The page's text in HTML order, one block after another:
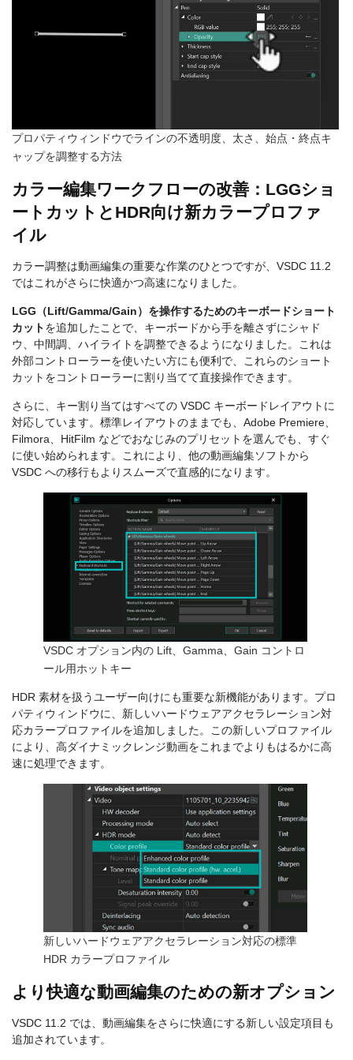
プロパティウィンドウでラインの不透明度、太さ、始点・終点キ
ャップを調整する方法
カラー編集ワークフローの改善：LGGショ
ートカットとHDR向け新カラープロファ
イル
カラー調整は動画編集の重要な作業のひとつですが、VSDC 11.2
ではこれがさらに快適かつ高速になりました。
LGG（Lift/Gamma/Gain）を操作するためのキーボードショート
カットを追加したことで、キーボードから手を離さずにシャド
ウ、中間調、ハイライトを調整できるようになりました。これは
外部コントローラーを使いたい方にも便利で、これらのショート
カットをコントローラーに割り当てて直接操作できます。
さらに、キー割り当てはすべての VSDC キーボードレイアウトに
対応しています。標準レイアウトのままでも、Adobe Premiere、
Filmora、HitFilm などでおなじみのプリセットを選んでも、すぐ
に使い始められます。これにより、他の動画編集ソフトから
VSDC への移行もよりスムーズで直感的になります。
VSDC オプション内の Lift、Gamma、Gain コントロ
ール用ホットキー
HDR 素材を扱うユーザー向けにも重要な新機能があります。プロ
パティウィンドウに、新しいハードウェアアクセラレーション対
応カラープロファイルを追加しました。この新しいプロファイル
により、高ダイナミックレンジ動画をこれまでよりもはるかに高
速に処理できます。
新しいハードウェアアクセラレーション対応の標準
HDR カラープロファイル
より快適な動画編集のための新オプション
VSDC 11.2 では、動画編集をさらに快適にする新しい設定項目も
追加されています。